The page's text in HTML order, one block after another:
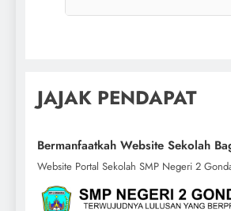
JAJAK PENDAPAT
Bermanfaatkah Website Sekolah
Website Portal Sekolah SMP Negeri 2